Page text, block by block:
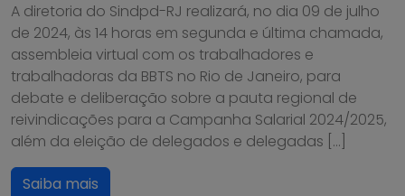
A diretoria do Sindpd-RJ realizará, no dia 09 de julho
de 2024, às 14 horas em segunda e última chamada,
assembleia virtual com os trabalhadores e
trabalhadoras da BBTS no Rio de Janeiro, para
debate e deliberação sobre a pauta regional de
reivindicações para a Campanha Salarial 2024/2025,
além da eleição de delegados e delegadas […]
Saiba mais